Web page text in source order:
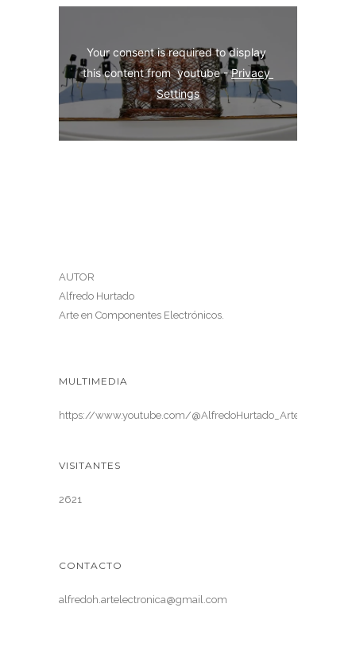
Your consent is required to display
this content from  youtube - Privacy
Settings
AUTOR
Alfredo Hurtado
Arte en Componentes Electrónicos.
MULTIMEDIA
https://www.youtube.com/@AlfredoHurtado_ArteElectronica
VISITANTES
2621
CONTACTO
alfredoh.artelectronica@gmail.com